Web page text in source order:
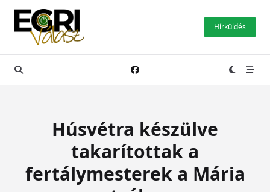
Skip
content
Hírküldés
Húsvétra készülve
takarítottak a
fertálymesterek a Mária